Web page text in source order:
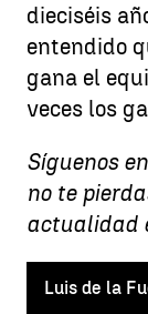
dieciséis
entendido
gana el
veces los
Síguenos
no te
actualidad
Luis de la